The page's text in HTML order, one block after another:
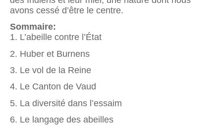
avons cessé d’être le centre.
Sommaire:
1. L’abeille contre l’État
2. Huber et Burnens
3. Le vol de la Reine
4. Le Canton de Vaud
5. La diversité dans l’essaim
6. Le langage des abeilles